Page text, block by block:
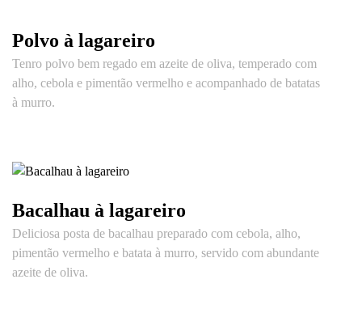
Polvo à lagareiro
Tenro polvo bem regado em azeite de oliva, temperado com
alho, cebola e pimentão vermelho e acompanhado de batatas
à murro.
Bacalhau à lagareiro
Deliciosa posta de bacalhau preparado com cebola, alho,
pimentão vermelho e batata à murro, servido com abundante
azeite de oliva.